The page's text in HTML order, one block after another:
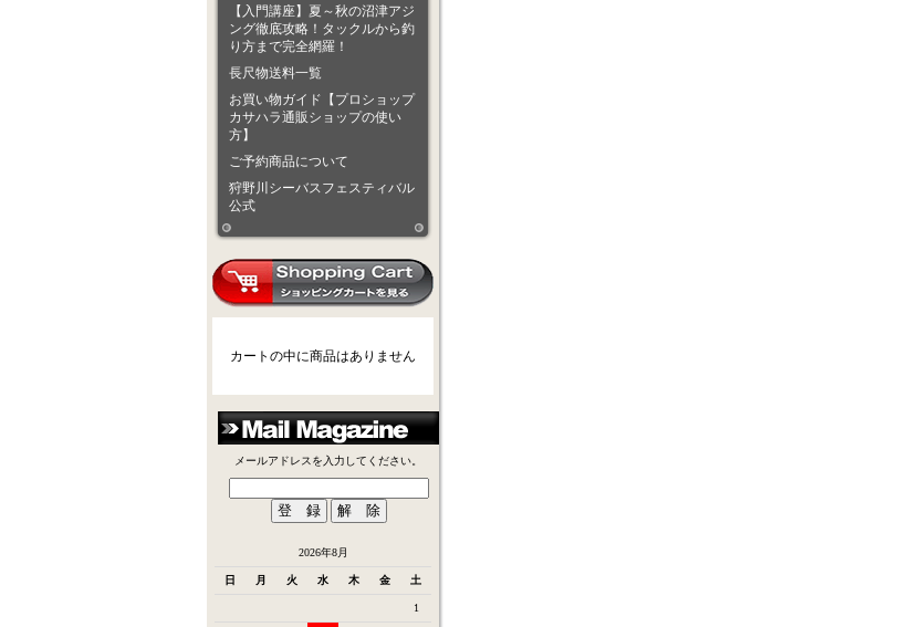
【入門講座】夏～秋の沼津アジ
ング徹底攻略！タックルから釣
り方まで完全網羅！
長尺物送料一覧
お買い物ガイド【プロショップ
カサハラ通販ショップの使い
方】
ご予約商品について
狩野川シーバスフェスティバル
公式
カートの中に商品はありません
メールアドレスを入力してください。
2026年8月
日 月 火 水 木 金 土
1